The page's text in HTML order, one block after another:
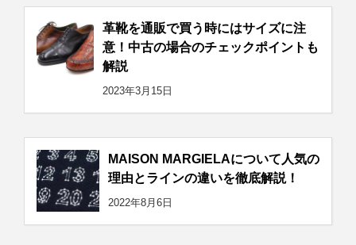
革靴を通販で買う時にはサイズに注
意！中古の場合のチェックポイントも
解説
2023年3月15日
MAISON MARGIELAについて人気の
理由とラインの違いを徹底解説！
2022年8月6日